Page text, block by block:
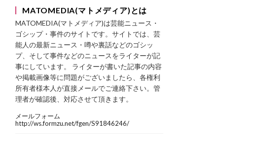
MATOMEDIA(マトメディア)とは
MATOMEDIA(マトメディア)は芸能ニュース・
ゴシップ・事件のサイトです。サイトでは、芸
能人の最新ニュース・噂や裏話などのゴシッ
プ、そして事件などのニュースをライターが記
事にしています。 ライターが書いた記事の内容
や掲載画像等に問題がございましたら、各権利
所有者様本人が直接メールでご連絡下さい。管
理者が確認後、対応させて頂きます。
メールフォーム
http://ws.formzu.net/fgen/S91846246/